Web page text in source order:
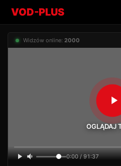
VOD-PLUS
Widzów online: 2000
OGLĄDAJ
0:00 / 91:37